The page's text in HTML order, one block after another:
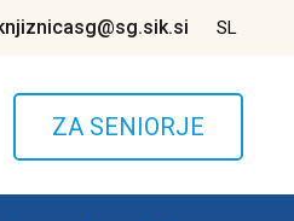
SL
ZA SENIORJE